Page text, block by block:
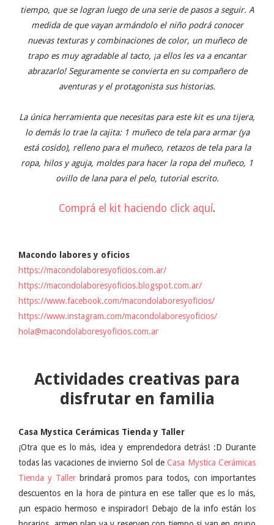
tiempo, que se logran luego de una serie de pasos a seguir. A
medida de que vayan armándolo el niño podrá conocer
nuevas texturas y combinaciones de color, un muñeco de
trapo es muy agradable al tacto, ¡a ellos les va a encantar
abrazarlo! Seguramente se convierta en su compañero de
aventuras y el protagonista sus historias.
La única herramienta que necesitas para este kit es una tijera,
lo demás lo trae la cajita: 1 muñeco de tela para armar (ya
está cosido), relleno para el muñeco, retazos de tela para la
ropa, hilos y aguja, moldes para hacer la ropa del muñeco, 1
ovillo de lana para el pelo, tutorial escrito.
Comprá el kit haciendo click aquí.
Macondo labores y oficios
https://macondolaboresyoficios.com.ar/
https://macondolaboresyoficios.blogspot.com.ar/
https://www.facebook.com/macondolaboresyoficios/
https://www.instagram.com/macondolaboresyoficios/
hola@macondolaboresyoficios.com.ar
Actividades creativas para
disfrutar en familia
Casa Mystica Cerámicas Tienda y Taller
¡Otra que es lo más, idea y emprendedora detrás! :D Durante
todas las vacaciones de invierno Sol deCasa Mystica Cerámicas
Tienda y Taller brindará promos para todos, con importantes
descuentos en la hora de pintura en ese taller que es lo más,
¡un espacio hermoso e inspirador! Debajo de la info están los